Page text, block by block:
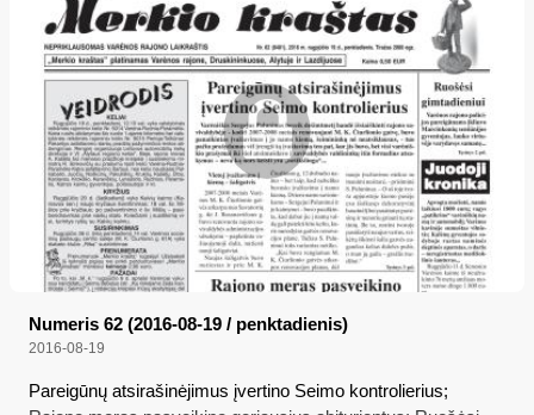
Numeris 62 (2016-08-19 / penktadienis)
2016-08-19
Pareigūnų atsirašinėjimus įvertino Seimo kontrolierius;